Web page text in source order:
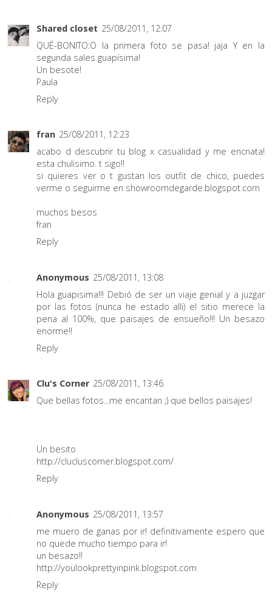
Shared closet 25/08/2011, 12:07
QUÉ-BONITO:O la primera foto se pasa! jaja Y en la
segunda sales guapísima!
Un besote!
Paula
Reply
fran 25/08/2011, 12:23
acabo d descubrir tu blog x casualidad y me encnata!
esta chulisimo. t sigo!!
si quieres ver o t gustan los outfit de chico, puedes
verme o seguirme en showroomdegarde.blogspot.com
muchos besos
fran
Reply
Anonymous 25/08/2011, 13:08
Hola guapisima!!! Debió de ser un viaje genial y a juzgar
por las fotos (nunca he estado alli) el sitio merece la
pena al 100%, que paisajes de ensueño!!! Un besazo
enorme!!
Reply
Clu's Corner 25/08/2011, 13:46
Que bellas fotos...me encantan ;) que bellos paisajes!
Un besito
http://clucluscorner.blogspot.com/
Reply
Anonymous 25/08/2011, 13:57
me muero de ganas por ir! definitivamente espero que
no quede mucho tiempo para ir!
un besazo!!
http://youlookprettyinpink.blogspot.com
Reply